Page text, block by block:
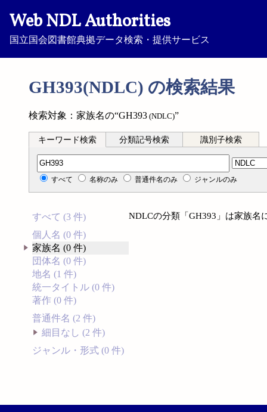
Web NDL Authorities
国立国会図書館典拠データ検索・提供サービス
GH393(NDLC) の検索結果
検索対象：家族名の“GH393 (NDLC)”
キーワード検索 分類記号検索 識別子検索
分類記号検索
すべて 名称のみ 普通件名のみ ジャンルのみ
すべて (3 件)
個人名 (0 件)
家族名 (0 件)
団体名 (0 件)
地名 (1 件)
統一タイトル (0 件)
著作 (0 件)
普通件名 (2 件)
細目なし (2 件)
ジャンル・形式 (0 件)
NDLCの分類「GH393」は家族名